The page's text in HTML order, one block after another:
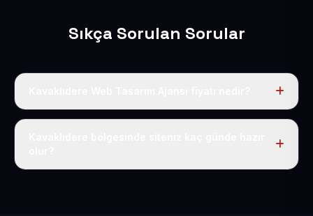
Sıkça Sorulan Sorular
Tek fiyat uygulanır: yıllık 50 USD + KDV. Bu bedele alan